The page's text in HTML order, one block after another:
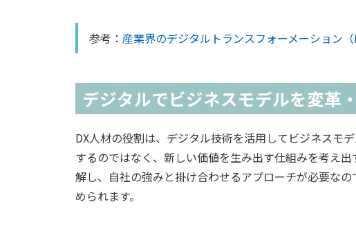
参考： 産業界のデジタルトランスフォーメーション（
デジタルでビジネスモデルを変革
DX人材の役割は、デジタル技術を活用してビジネスモ
するのではなく、新しい価値を生み出す仕組みを考え
解し、自社の強みと掛け合わせるアプローチが必要な
められます。